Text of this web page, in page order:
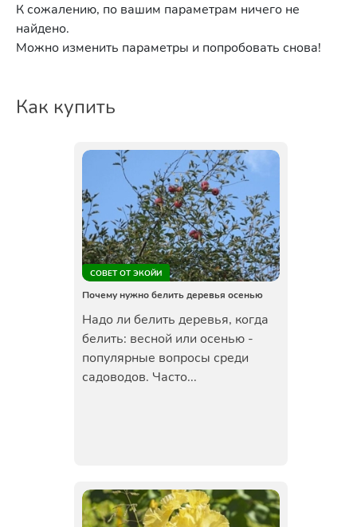
К сожалению, по вашим параметрам ничего не
найдено.
Можно изменить параметры и попробовать снова!
Как купить
СОВЕТ ОТ ЭКОЙИ
Почему нужно белить деревья осенью
Надо ли белить деревья, когда
белить: весной или осенью -
популярные вопросы среди
садоводов. Часто...